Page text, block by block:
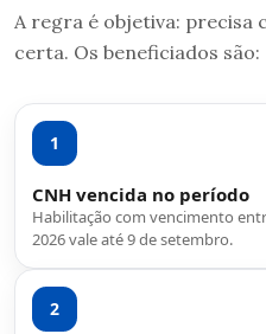
A regra é objetiva: precisa
certa. Os beneficiados são:
1
CNH vencida no período
Habilitação com vencimento
2026 vale até 9 de setembro.
2